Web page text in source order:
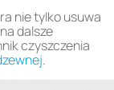
nie tylko usuwa
dalsze
czyszczenia
.